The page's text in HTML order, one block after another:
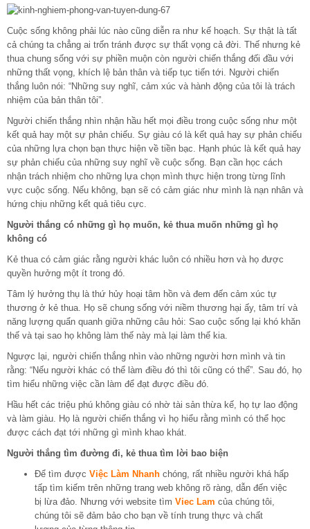
Cuộc sống không phải lúc nào cũng diễn ra như kế hoạch. Sự thật là tất
cả chúng ta chẳng ai trốn tránh được sự thất vọng cả đời. Thế nhưng kẻ
thua chung sống với sự phiền muộn còn người chiến thắng đối đầu với
những thất vọng, khích lệ bản thân và tiếp tục tiến tới. Người chiến
thắng luôn nói: “Những suy nghĩ, cảm xúc và hành động của tôi là trách
nhiệm của bản thân tôi”.
Người chiến thắng nhìn nhận hầu hết mọi điều trong cuộc sống như một
kết quả hay một sự phản chiếu. Sự giàu có là kết quả hay sự phản chiếu
của những lựa chọn bạn thực hiện về tiền bạc. Hạnh phúc là kết quả hay
sự phản chiếu của những suy nghĩ về cuộc sống. Bạn cần học cách
nhận trách nhiệm cho những lựa chọn mình thực hiện trong từng lĩnh
vực cuộc sống. Nếu không, bạn sẽ có cảm giác như mình là nạn nhân và
hứng chịu những kết quả tiêu cực.
Người thắng có những gì họ muốn, kẻ thua muốn những gì họ
không có
Kẻ thua có cảm giác rằng người khác luôn có nhiều hơn và họ được
quyền hưởng một ít trong đó.
Tâm lý hưởng thụ là thứ hủy hoại tâm hồn và đem đến cảm xúc tự
thương ở kẻ thua. Họ sẽ chung sống với niềm thương hại ấy, tâm trí và
năng lượng quẩn quanh giữa những câu hỏi: Sao cuộc sống lại khó khăn
thế và tại sao họ không làm thế này mà lại làm thế kia.
Ngược lại, người chiến thắng nhìn vào những người hơn mình và tin
rằng: “Nếu người khác có thể làm điều đó thì tôi cũng có thể”. Sau đó, họ
tìm hiểu những việc cần làm để đạt được điều đó.
Hầu hết các triệu phú không giàu có nhờ tài sản thừa kế, họ tự lao động
và làm giàu. Họ là người chiến thắng vì họ hiểu rằng mình có thể học
được cách đạt tới những gì mình khao khát.
Người thắng tìm đường đi, kẻ thua tìm lời bao biện
Để tìm được Việc Làm Nhanh chóng, rất nhiều người khá hấp
tấp tìm kiếm trên những trang web không rõ ràng, dẫn đến việc
bị lừa đảo. Nhưng với website tìm Viec Lam của chúng tôi,
chúng tôi sẽ đảm bảo cho bạn về tính trung thực và chất